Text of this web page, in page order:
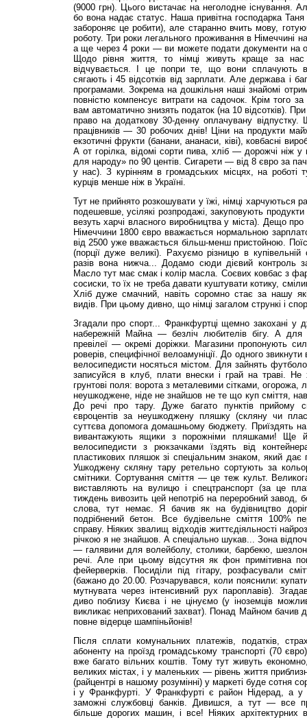
(9000 грн). Цього вистачає на неголодне існування.
бо вона надає статус. Наша привітна господарка
забороняє це робити), але старанно вчить мову,
роботу. Три роки легального проживання в Німеччині
а ще через 4 роки — ви можете подати документи на
Щодо рівня життя, то німці живуть краще за
відчувається. І це попри те, що вони сплачують
сягають і 45 відсотків від зарплати. Але держава і
програмами. Зокрема на дошкільня наші знайомі
повністю компенсує витрати на садочок. Крім того за
вам автоматично знизять податок (на 10 від­сотків). При
право на додаткову 30-денну оплачувану відпустку.
працівників — 30 робочих днів! Ціни на продукти
екзотичні фрукти (банани, ананаси, ківі), ковбасні
А от горілка, відомі сорти пива, хліб — дорожчі ніж
для народу» по 90 центів. Сигарети — від 8 євро за
у нас). З курінням в громадських місцях, на роботі
курців менше ніж в Україні.
Тут не прийнято розкошувати у їжі, німці харчуються
подешевше, усілякі розпродажі, закуповують
везуть харчі власного виробництва у міста). Дещо про
Німеччини 1800 євро вважається нормальною
від 2500 уже вважається більш-менш пристойною.
(порції дуже великі). Рахуємо різницю в
разів вона нижча... Додамо сюди діє­вий контроль
Масло тут має смак і колір масла. Соєвих ковбас з
сосиски, то їх не треба давати куштувати котику,
Хліб дуже сма­ч­ний, навіть соромно стає за нашу
видів. При цьому дивно, що німці загалом стрункі і
Згадали про спорт... Франкфуртці щемно закохані у
набережній Майна — безліч любителів бігу. А для
превілеї — окремі доріжки. Магазини пропонують
роверів, специфічної велоамуніції. До одного
велосипедисти носяться містом. Для зайнять
записуйся в клуб, плати внески і грай на траві.
грунтові поля: ворота з металевими сітками,
неушкоджене, ніде не знайшов не те що куп сміття,
До речі про тару. Дуже багато пунктів прийому
євроцентів за неушкоджену пляшку (скляну чи
суттєва допомога домашньому бюджету. Приїздять
вивантажують ящики з порожніми пляшками! Ще
велосипедисти з рюкзачками їздять від
пластикових пляшок зі спеціальним знаком, який дає
Ушкоджену скляну тару ретельно сортують за
смітники. Сортування сміття — це теж культ.
виставляють на вулицю і спецтранспорт (за це
тиждень вивозить цей непотріб на переробний завод,
слова, тут немає. Я бачив як на будівництво
подрібнений бетон. Все будівельне сміття 100%
справу. Ніяких звалищ відходів життєдіяльності
річкою я не знайшов. А спеціально шукав... Зона
— галявини для волейболу, столики, барбекю,
речі. Але при цьому відсутня як фон примітивна
фейерверків. Посиділи під гітару, розфасували
(бажано до 20.00. Розчарувався, коли пояснили:
мутнувата через інтенсивний рух пароплавів).
диво поблизу Києва і не цінуємо (у іноземців
викликає неприхований захват). Понад Майном бачив
повне відерце шампіньйонів!
Після сплати комунальних платежів, податків,
абоненту на проїзд громадському транспорті (70
вже багато віль­них коштів. Тому тут живуть
великих містах, і у маленьких — рівень життя
(райцентрі в нашому розумінні) у маркеті буде сотня
і у Франкфурті. У Франкфурті є район Нідерад, а
заможні службовці банків. Дивишся, а тут — все
більше дорогих машин, і все! Ніяких архітектурних